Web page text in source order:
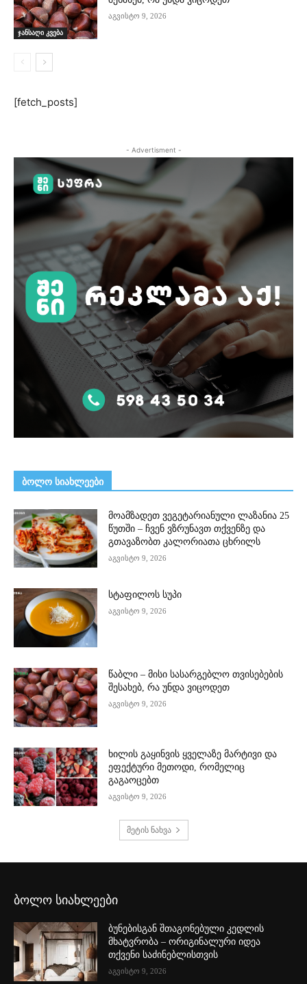
ჯანსაღი კვება
აგვისტო 9, 2026
[fetch_posts]
- Advertisment -
ᲑᲝᲚᲝ ᲡᲘᲐᲮᲚᲔᲔᲑᲘ
მოამზადეთ ვეგეტარიანული ლაზანია 25
წუთში – ჩვენ ვზრუნავთ თქვენზე და
გთავაზობთ კალორიათა ცხრილს
აგვისტო 9, 2026
სტაფილოს სუპი
აგვისტო 9, 2026
წაბლი – მისი სასარგებლო თვისებების
შესახებ, რა უნდა ვიცოდეთ
აგვისტო 9, 2026
ხილის გაყინვის ყველაზე მარტივი და
ეფექტური მეთოდი, რომელიც
გაგაოცებთ
აგვისტო 9, 2026
მეტის ნახვა
ბოლო სიახლეები
ბუნებისგან შთაგონებული კედლის
მხატვრობა – ორიგინალური იდეა
თქვენი საძინებლისთვის
აგვისტო 9, 2026